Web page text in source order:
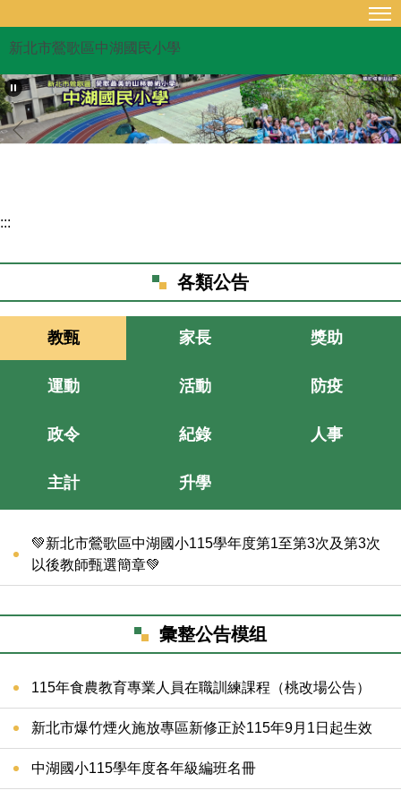
主
要
內
容
區
新北市鶯歌區中湖國民小學
:::
各類公告
教甄 家長 獎助
運動 活動 防疫
政令 紀錄 人事
主計 升學
💚新北市鶯歌區中湖國小115學年度第1至第3次及第3次
以後教師甄選簡章💚
彙整公告模组
115年食農教育專業人員在職訓練課程（桃改場公告）
新北市爆竹煙火施放專區新修正於115年9月1日起生效
中湖國小115學年度各年級編班名冊